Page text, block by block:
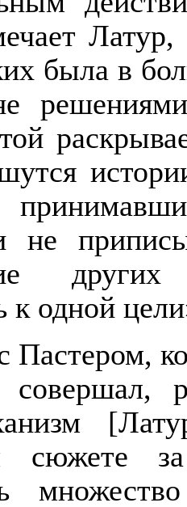
Латур,
была в
не
к одной
Пастером,
сюжете